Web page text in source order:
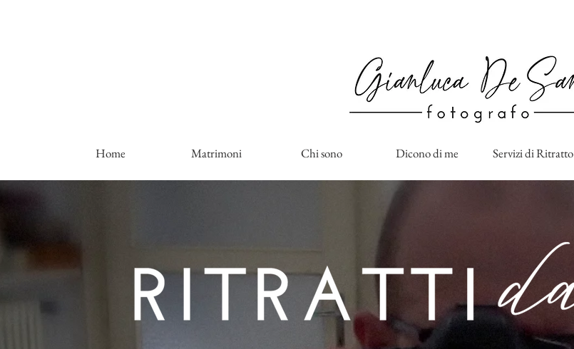
Home Matrimoni Chi sono Dicono di me Servizi di Ritratto